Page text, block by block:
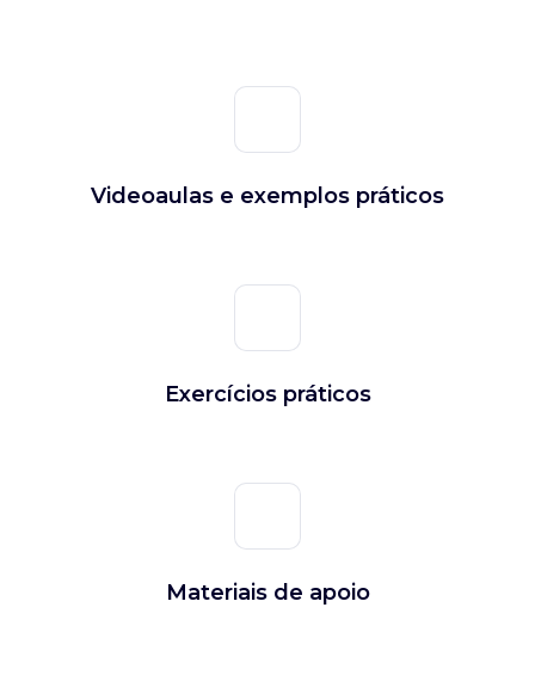
Videoaulas e exemplos práticos
Exercícios práticos
Materiais de apoio